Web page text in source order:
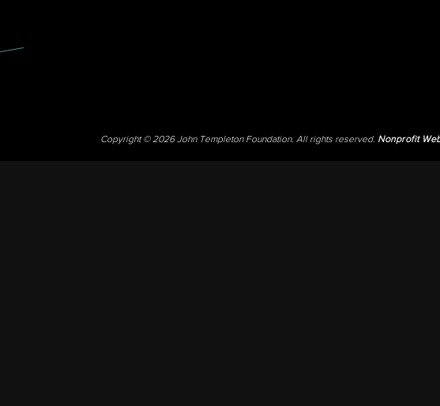
Copyright © 2026 John Templeton Foundation. All rights reserved. Nonprofit